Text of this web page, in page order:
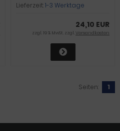
Lieferzeit:1-3 Werktage
24,10 EUR
zzgl. 19 % MwSt. zzgl.Versandkosten
Seiten: 1